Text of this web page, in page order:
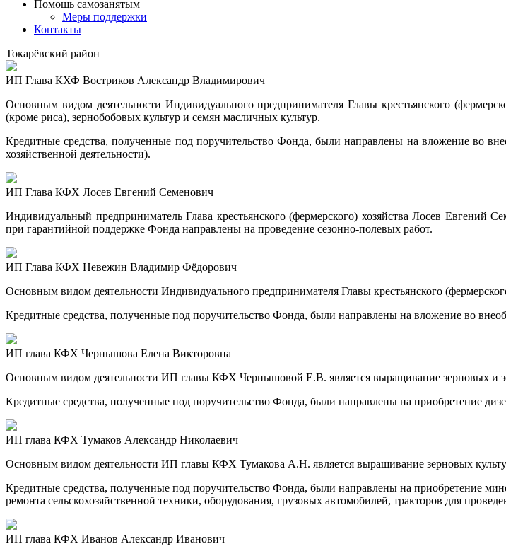
Помощь самозанятым
Меры поддержки
Контакты
Токарёвский район
ИП Глава КХФ Востриков Александр Владимирович
Основным видом деятельности Индивидуального предпринимателя Главы крестьянского
(кроме риса), зернобобовых культур и семян масличных культур.
Кредитные средства, полученные под поручительство Фонда, были направлены на вложение во
хозяйственной деятельности).
ИП Глава КФХ Лосев Евгений Семенович
Индивидуальный предприниматель Глава крестьянского (фермерского) хозяйства Лосев Евгений
при гарантийной поддержке Фонда направлены на проведение сезонно-полевых работ.
ИП Глава КФХ Невежин Владимир Фёдорович
Основным видом деятельности Индивидуального предпринимателя Главы крестьянского
Кредитные средства, полученные под поручительство Фонда, были направлены на вложение во
ИП глава КФХ Чернышова Елена Викторовна
Основным видом деятельности ИП главы КФХ Чернышовой Е.В. является выращивание зерновых и
Кредитные средства, полученные под поручительство Фонда, были направлены на приобретение
ИП глава КФХ Тумаков Александр Николаевич
Основным видом деятельности ИП главы КФХ Тумакова А.Н. является выращивание зерновых
Кредитные средства, полученные под поручительство Фонда, были направлены на приобретение
ремонта сельскохозяйственной техники, оборудования, грузовых автомобилей, тракторов для
ИП глава КФХ Иванов Александр Иванович